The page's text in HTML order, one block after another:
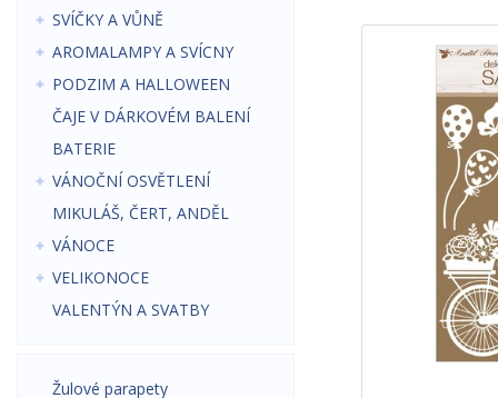
SVÍČKY A VŮNĚ
AROMALAMPY A SVÍCNY
PODZIM A HALLOWEEN
ČAJE V DÁRKOVÉM BALENÍ
BATERIE
VÁNOČNÍ OSVĚTLENÍ
MIKULÁŠ, ČERT, ANDĚL
VÁNOCE
VELIKONOCE
VALENTÝN A SVATBY
Žulové parapety